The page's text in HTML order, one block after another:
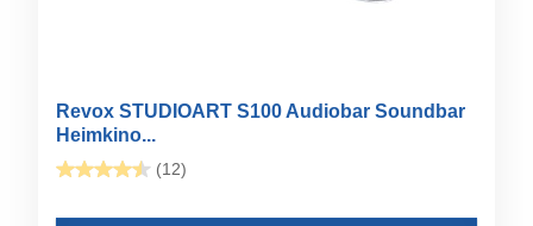
Revox STUDIOART S100 Audiobar Soundbar
Heimkino...
(12)